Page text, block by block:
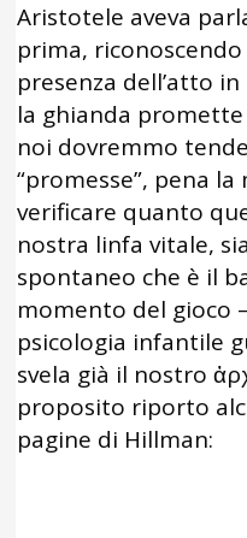
Aristotele aveva
prima,
presenza dell’atto
la ghianda
noi dovremmo
“promesse”, pena
verificare quanto
nostra linfa vitale,
spontaneo che è il
momento del gioco
psicologia infantile
svela già il nostro
proposito riporto
pagine di Hillman: